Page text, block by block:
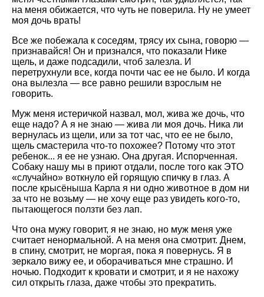
на меня обижается, что чуть не поверила. Ну не умеет
моя дочь врать!
Все же побежала к соседям, трясу их сына, говорю —
признавайся! Он и признался, что показали Нике
щель, и даже подсадили, чтоб залезла. И
перетрухнули все, когда почти час ее не было. И когда
она вылезла — все равно решили взрослым не
говорить.
Муж меня истеричкой назвал, мол, жива же дочь, что
еще надо? А я не знаю — жива ли моя дочь. Ника ли
вернулась из щели, или за тот час, что ее не было,
щель смастерила что-то похожее? Потому что этот
ребенок... я ее не узнаю. Она другая. Испорченная.
Собаку нашу мы в приют отдали, после того как ЭТО
«случайно» воткнуло ей горящую спичку в глаз. А
после крысёныша Карла я ни одно животное в дом ни
за что не возьму — не хочу еще раз увидеть кого-то,
пытающегося ползти без лап.
Что она мужу говорит, я не знаю, но муж меня уже
считает ненормальной. А на меня она смотрит. Днем,
в спину, смотрит, не моргая, пока я повернусь. Я в
зеркало вижу ее, и оборачиваться мне страшно. И
ночью. Подходит к кровати и смотрит, и я не нахожу
сил открыть глаза, даже чтобы это прекратить.